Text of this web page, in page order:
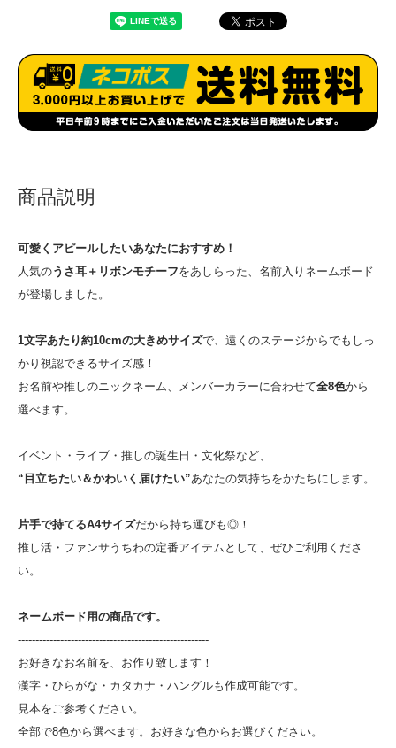
商品説明
可愛くアピールしたいあなたにおすすめ！
人気のうさ耳＋リボンモチーフをあしらった、名前入りネームボード
が登場しました。
1文字あたり約10cmの大きめサイズで、遠くのステージからでもしっ
かり視認できるサイズ感！
お名前や推しのニックネーム、メンバーカラーに合わせて全8色から
選べます。
イベント・ライブ・推しの誕生日・文化祭など、
“目立ちたい＆かわいく届けたい”あなたの気持ちをかたちにします。
片手で持てるA4サイズだから持ち運びも◎！
推し活・ファンサうちわの定番アイテムとして、ぜひご利用くださ
い。
ネームボード用の商品です。
------------------------------------------------------
お好きなお名前を、お作り致します！
漢字・ひらがな・カタカナ・ハングルも作成可能です。
見本をご参考ください。
全部で8色から選べます。お好きな色からお選びください。